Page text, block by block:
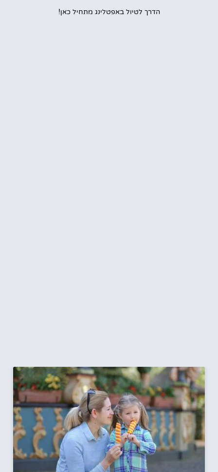
הדרך לטיול באפטלינג מתחיל כאן!